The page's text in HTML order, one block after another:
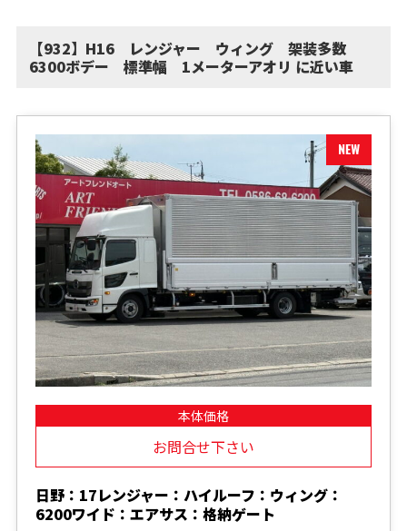
【932】H16 レンジャー ウィング 架装多数
6300ボデー 標準幅 1メーターアオリ に近い車
本体価格
お問合せ下さい
日野：17レンジャー：ハイルーフ：ウィング：
6200ワイド：エアサス：格納ゲート